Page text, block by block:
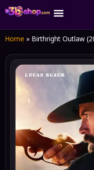
Home » Birthright Outlaw